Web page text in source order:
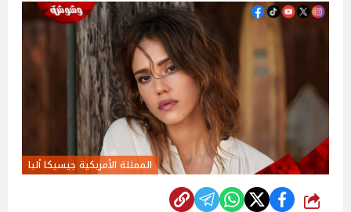
الممثلة الأمريكية جيسيكا ألبا
شارك